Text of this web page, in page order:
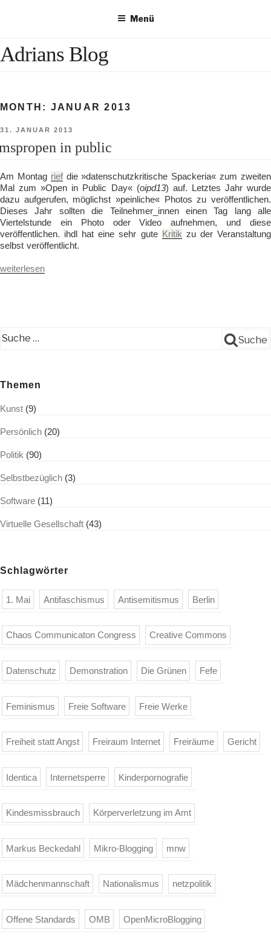
Menü
Adrians Blog
MONTH: JANUAR 2013
VERÖFFENTLICHT
31. JANUAR 2013
in public
Am Montag riefdie »datenschutzkritische Spackeria« zum zweiten
Mal zum »Open in Public Day« (oipd13) auf. Letztes Jahr wurde
dazu aufgerufen, möglichst »peinliche« Photos zu veröffentlichen.
Dieses Jahr sollten die Teilnehmer_innen einen Tag lang alle
Viertelstunde ein Photo oder Video aufnehmen, und diese
veröffentlichen. ihdl hat eine sehr gute Kritik zu der Veranstaltung
selbst veröffentlicht.
„mspropen
weiterlesen
Suche
Themen
Kunst (9)
Persönlich (20)
Politik (90)
Selbstbezüglich (3)
Software (11)
Virtuelle Gesellschaft (43)
Schlagwörter
1. Mai Antifaschismus Antisemitismus Berlin
Chaos Communicaton Congress Creative Commons
Datenschutz Demonstration Die Grünen Fefe
Feminismus Freie Software Freie Werke
Freiheit statt Angst Freiraum Internet Freiräume Gericht
Identica Internetsperre Kinderpornografie
Kindesmissbrauch Körperverletzung im Amt
Markus Beckedahl Mikro-Blogging mnw
Mädchenmannschaft Nationalismus netzpolitik
Offene Standards OMB OpenMicroBlogging